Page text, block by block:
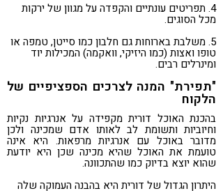
4. תפריטים עונתיים והקפדה על מגוון של ירקות
מכל הסוגים.
5. משלבת בארוחות גם חלבון כמו סייטן, טמפה או
טופו ואצות (כמו היזיקי, וואקמה) המכילות יוד
ומינרלים רבים.
"תפירת" המנה לצרכים הספציפיים של
הלקוח
בהכנת האוכל דורית מקפידה על אנרגיות נקיות
וחיוביות ותשומת לב לאותו אדם שמכינה ולכן
מדובר באוכל עם אנרגיות מרפאות. היא אינה
טועמת את האוכל שהיא מכינה שכן היא יודעת
שהוא יוצא בדיוק כמו שהתכוונה.
היתרון הגדול של דורית היא בהבנה העמוקה שלה